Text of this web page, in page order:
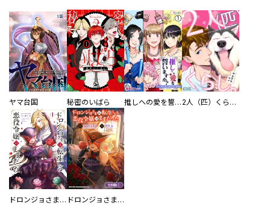
ヤマ台国 秘密のいばら 推しへの愛を誓いますか？～アラサー女子、推しは逃げぬが人生逃げる～ 2人（匹）くらし。
ドロンジョさまは転生しても悪役令嬢のままだった ドロンジョさまは転生しても悪役令嬢のままだった【分冊版】